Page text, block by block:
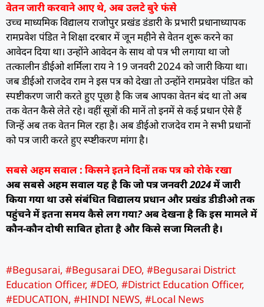
वेतन जारी करवाने आए थे, अब उलटे बुरे फंसे
उच्च माध्यमिक विद्यालय राजोपुर प्रखंड डंडारी के प्रभारी प्रधानाध्यापक
रामप्रवेश पंडित ने शिक्षा दरबार में जून महीने से वेतन शुरू करने का
आवेदन दिया था। उन्होंने आवेदन के साथ वो पत्र भी लगाया था जो
तत्कालीन डीईओ शर्मिला राय ने 19 जनवरी 2024 को जारी किया था।
जब डीईओ राजदेव राम ने इस पत्र को देखा तो उन्होंने रामप्रवेश पंडित को
स्पष्टीकरण जारी करते हुए पूछा है कि जब आपका वेतन बंद था तो अब
तक वेतन कैसे लेते रहे। वहीं सूत्रों की मानें तो इनमें से कई प्रधान ऐसे हैं
जिन्हें अब तक वेतन मिल रहा है। अब डीईओ राजदेव राम ने सभी प्रधानों
को पत्र जारी करते हुए स्प्ष्टीकरण मांगा है।
सबसे अहम सवाल : किसने इतने दिनों तक पत्र को रोके रखा
अब सबसे अहम सवाल यह है कि जो पत्र जनवरी 2024 में जारी
किया गया था उसे संबंधित विद्यालय प्रधान और प्रखंड डीडीओ तक
पहुंचने में इतना समय कैसे लग गया? अब देखना है कि इस मामले में
कौन-कौन दोषी साबित होता है और किसे सजा मिलती है।
#Begusarai, #Begusarai DEO, #Begusarai District
Education Officer, #DEO, #District Education Officer,
#EDUCATION, #HINDI NEWS, #Local News